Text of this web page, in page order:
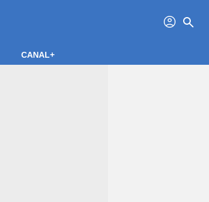
profil search
CANAL+